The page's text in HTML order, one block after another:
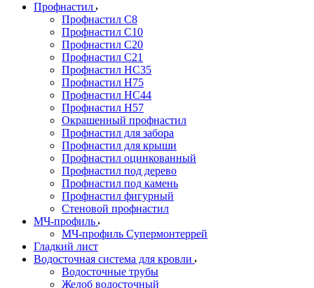
Профнастил
Профнастил С8
Профнастил С10
Профнастил С20
Профнастил С21
Профнастил НС35
Профнастил Н75
Профнастил HC44
Профнастил Н57
Окрашенный профнастил
Профнастил для забора
Профнастил для крыши
Профнастил оцинкованный
Профнастил под дерево
Профнастил под камень
Профнастил фигурный
Стеновой профнастил
МЧ-профиль
МЧ-профиль Супермонтеррей
Гладкий лист
Водосточная система для кровли
Водосточные трубы
Желоб водосточный